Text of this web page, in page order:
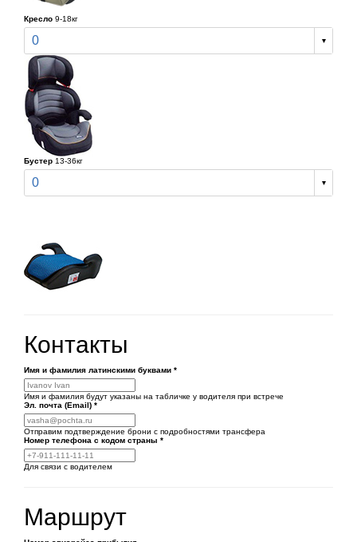
Кресло 9-18кг
0
Бустер 13-36кг
0
Контакты
Имя и фамилия латинскими буквами *
Имя и фамилия будут указаны на табличке у водителя при встрече
Эл. почта (Email) *
Отправим подтверждение брони с подробностями трансфера
Номер телефона с кодом страны *
Для связи с водителем
Маршрут